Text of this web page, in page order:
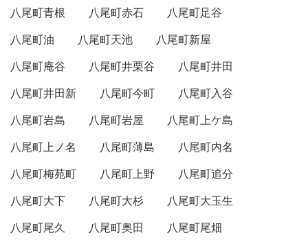
八尾町青根 八尾町赤石
八尾町足谷
八尾町油
八尾町天池
八尾町新屋
八尾町庵谷
八尾町井栗谷
八尾町井田
八尾町井田新
八尾町今町
八尾町入谷
八尾町岩島
八尾町岩屋
八尾町上ケ島
八尾町上ノ名
八尾町薄島
八尾町内名
八尾町梅苑町
八尾町上野
八尾町追分
八尾町大下
八尾町大杉
八尾町大玉生
八尾町尾久
八尾町奥田
八尾町尾畑